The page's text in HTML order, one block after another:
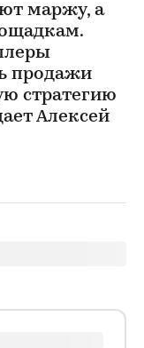
маржу, а
продажи
стратегию
Алексей